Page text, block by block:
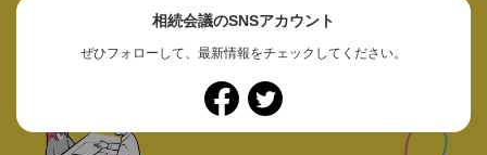
相続会議のSNSアカウント
ぜひフォローして、最新情報をチェックしてください。